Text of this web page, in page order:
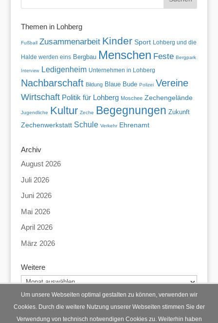
Themen in Lohberg
Fußball Zusammenarbeit Kinder Sport Lohberg und die
Halde werden eins Bergbau Menschen Feste Bergpark
Interview Ledigenheim Unternehmen in Lohberg
Nachbarschaft Bildung Blaue Bude Polizei Vereine
Wirtschaft Politik für Lohberg Moschee Zechengelände
Jugendliche Kultur Zeche Begegnungen Zukunft
Zechenwerkstatt Schule Verkehr Ehrenamt
Archiv
August 2026
Juli 2026
Juni 2026
Mai 2026
April 2026
März 2026
Weitere
Weitere
Um unsere Webseiten optimal gestalten zu können, verwenden wir
Cookies. Durch die weitere Nutzung unserer Webseiten stimmen Sie der
Verwendung von technisch notwendigen Cookies zu. Weiterhin haben